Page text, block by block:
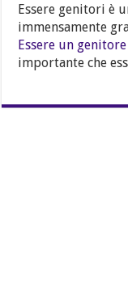
Essere genitori è
immensamente
Essere un
importante che